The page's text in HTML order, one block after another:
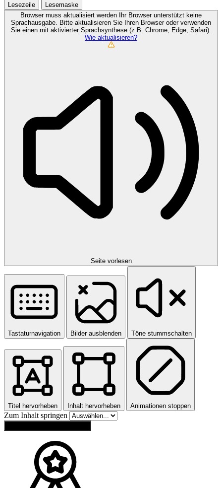
Lesezeile
Lesemaske
Browser muss aktualisiert werden Ihr Browser unterstützt keine
Sprachausgabe. Bitte aktualisieren Sie Ihren Browser oder verwenden
Sie einen mit aktivierter Sprachsynthese (z.B. Chrome, Edge, Safari).
Wie aktualisieren?
Seite vorlesen
Tastaturnavigation Bilder ausblenden Töne stummschalten
Titel hervorheben Inhalt hervorheben Animationen stoppen
Zum Inhalt springen